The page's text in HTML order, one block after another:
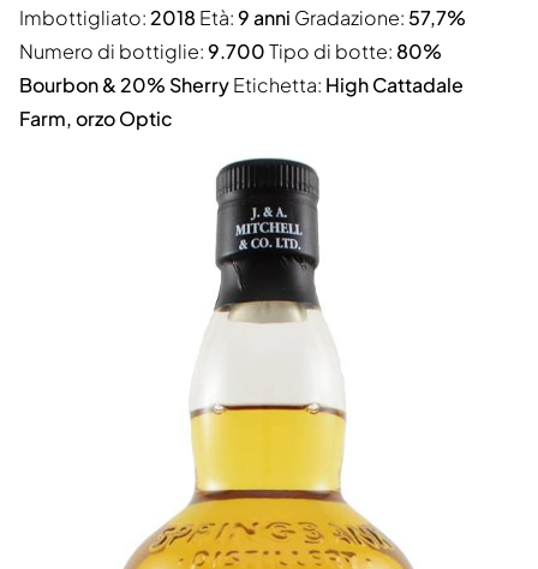
Imbottigliato: 2018 Età:9 anni Gradazione: 57,7%
Numero di bottiglie:9.700Tipo di botte: 80%
Bourbon & 20% SherryEtichetta: High Cattadale
Farm, orzo Optic